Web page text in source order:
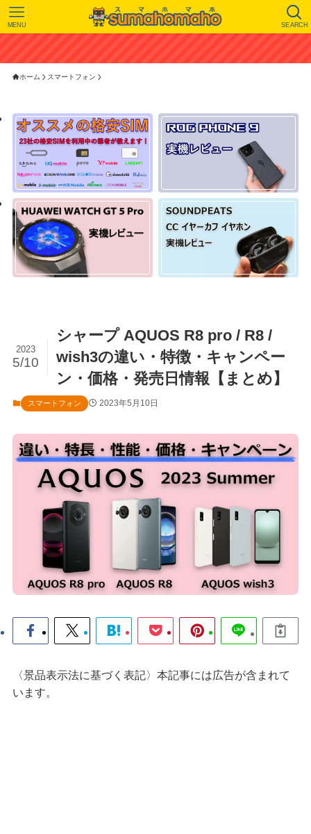
SEARCH
MENU
ホーム スマートフォン
シャープ AQUOS R8 pro / R8 /
wish3の違い・特徴・キャンペー
ン・価格・発売日情報【まとめ】
2023
5/10
スマートフォン 2023年5月10日
〈景品表示法に基づく表記〉本記事には広告が含まれて
います。